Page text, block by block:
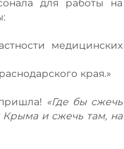
для работы на
медицинских
края.»
«Где бы сжечь
Крыма и сжечь там, на